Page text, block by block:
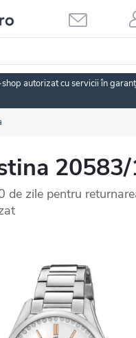
autorizat cu servicii în
de zile pentru